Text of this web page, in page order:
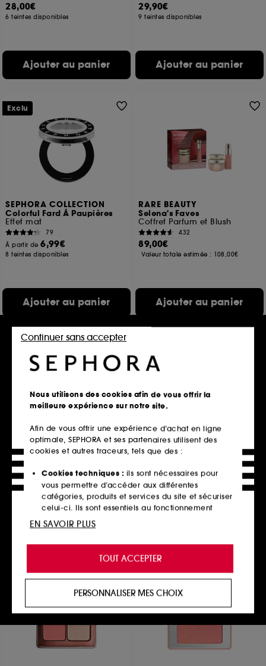
28,00€
6 teintes disponibles
Ajouter au panier
29,90€
9 teintes disponibles
Ajouter au panier
SEPHORA COLLECTION
Colorful Fard À Paupières
Effet mat
79
À partir de6,99€
8 teintes disponibles
Ajouter au panier
Exclu
RARE BEAUTY
Selena's Faves
Coffret Parfum et Blush
432
89,00€
Valeur totale estimée : 108,00€
Ajouter au panier
BENEFIT COSMETICS
BADgal BANG!
1
19,90€
HUDA BEAUTY
Easy Blur Bronze Fudge
Base de teint lissante sans silicone
935
36,00€
Nous utilisons des cookies afin de vous offrir la
meilleure expérience sur notre site.
Afin de vous offrir une expérience d’achat en ligne
optimale, SEPHORA et ses partenaires utilisent des
cookies et autres traceurs, tels que des :
Cookies techniques : ils sont nécessaires pour
vous permettre d’accéder aux différentes
catégories, produits et services du site et sécuriser
celui-ci. Ils sont essentiels au fonctionnement
technique du site et ne peuvent être désactivés.
de vous offrir une expérience enrichie et
personnalisée en vous recommandant des
produits, des services et des contenus qui
proposer des offres promotionnelles adaptées à
votre profil.
utilisés pour vous présenter du contenu susceptible
TOUT ACCEPTER
Continuer sans accepter
PERSONNALISER MES CHOIX
EN SAVOIR PLUS